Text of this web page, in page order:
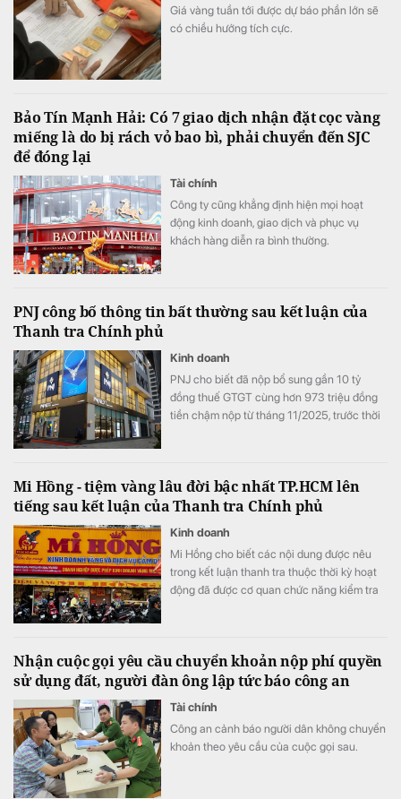
Giá vàng tuần tới được dự báo phần lớn sẽ
có chiều hướng tích cực.
Bảo Tín Mạnh Hải: Có 7 giao dịch nhận đặt cọc vàng
miếng là do bị rách vỏ bao bì, phải chuyển đến SJC
để đóng lại
Tài chính
Công ty cũng khẳng định hiện mọi hoạt
động kinh doanh, giao dịch và phục vụ
khách hàng diễn ra bình thường.
PNJ công bố thông tin bất thường sau kết luận của
Thanh tra Chính phủ
Kinh doanh
PNJ cho biết đã nộp bổ sung gần 10 tỷ
đồng thuế GTGT cùng hơn 973 triệu đồng
tiền chậm nộp từ tháng 11/2025, trước thời
Mi Hồng - tiệm vàng lâu đời bậc nhất TP.HCM lên
tiếng sau kết luận của Thanh tra Chính phủ
Kinh doanh
Mi Hồng cho biết các nội dung được nêu
trong kết luận thanh tra thuộc thời kỳ hoạt
động đã được cơ quan chức năng kiểm tra
Nhận cuộc gọi yêu cầu chuyển khoản nộp phí quyền
sử dụng đất, người đàn ông lập tức báo công an
Tài chính
Công an cảnh báo người dân không chuyển
khoản theo yêu cầu của cuộc gọi sau.